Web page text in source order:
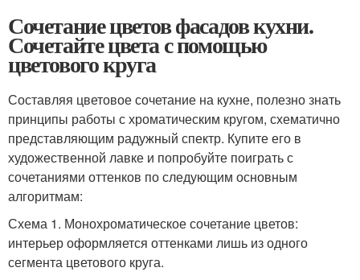
Сочетание цветов фасадов кухни.
Сочетайте цвета с помощью
цветового круга
Составляя цветовое сочетание на кухне, полезно знать
принципы работы с хроматическим кругом, схематично
представляющим радужный спектр. Купите его в
художественной лавке и попробуйте поиграть с
сочетаниями оттенков по следующим основным
алгоритмам:
Схема 1. Монохроматическое сочетание цветов:
интерьер оформляется оттенками лишь из одного
сегмента цветового круга.